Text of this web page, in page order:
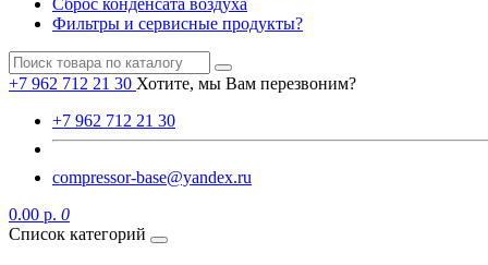
Сброс конденсата воздуха
Фильтры и сервисные продукты?
+7 962 712 21 30 Хотите, мы Вам перезвоним?
+7 962 712 21 30
compressor-base@yandex.ru
0.00 р. 0
Список категорий